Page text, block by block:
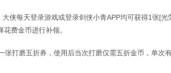
侠每天登录游戏或登录剑侠小青APP均可获得1张[
费金币进行补领。
张打磨五折券，使用后当次打磨仅需五折金币，单次